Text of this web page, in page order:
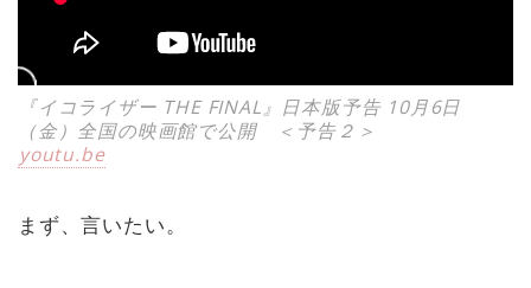
『イコライザー THE FINAL』日本版予告 10月6日
（金）全国の映画館で公開 ＜予告２＞
youtu.be
まず、言いたい。